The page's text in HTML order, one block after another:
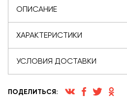
ОПИСАНИЕ
ХАРАКТЕРИСТИКИ
УСЛОВИЯ ДОСТАВКИ
ПОДЕЛИТЬСЯ: